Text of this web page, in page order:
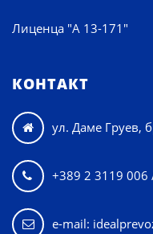
Лиценца "А 13-171"
КОНТАКТ
 ул. Даме Груев,
 +389 2 3119 006
e-mail: